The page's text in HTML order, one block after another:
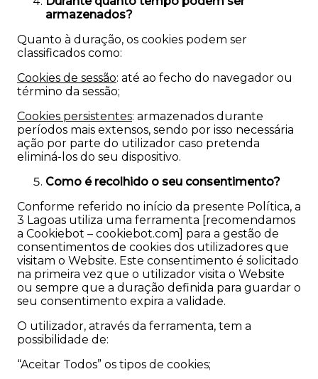
armazenados?
Quanto à duração, os cookies podem ser
classificados como:
Cookies de sessão: até ao fecho do navegador ou
término da sessão;
Cookies persistentes: armazenados durante
períodos mais extensos, sendo por isso necessária
ação por parte do utilizador caso pretenda
eliminá-los do seu dispositivo.
Como é recolhido o seu consentimento?
Conforme referido no início da presente Política, a
3 Lagoas utiliza uma ferramenta [recomendamos
a Cookiebot – cookiebot.com] para a gestão de
consentimentos de cookies dos utilizadores que
visitam o Website. Este consentimento é solicitado
na primeira vez que o utilizador visita o Website
ou sempre que a duração definida para guardar o
seu consentimento expira a validade.
O utilizador, através da ferramenta, tem a
possibilidade de:
“Aceitar Todos” os tipos de cookies;